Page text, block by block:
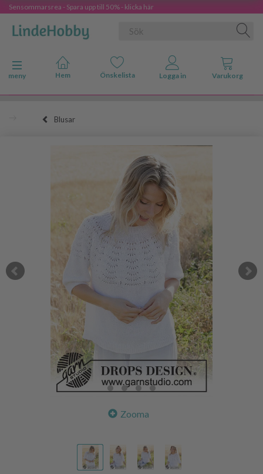
Sensommarsrea - Spara upp till 50% - klicka här
Ändra navigering
meny
Blusar
Zooma